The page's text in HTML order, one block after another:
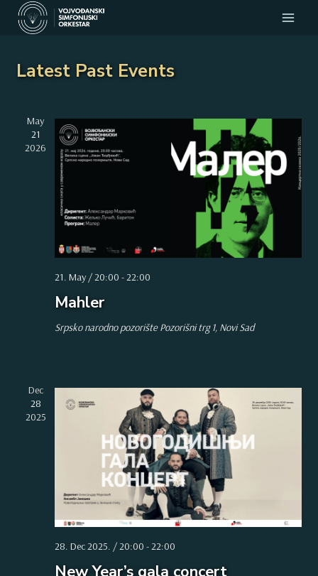
Latest Past Events
May
21
2026
21. May / 20:00 -22:00
Mahler
Srpsko narodno pozorištePozorišni trg 1, Novi Sad
Dec
28
2025
28. Dec 2025. / 20:00 -22:00
New Year’s gala concert